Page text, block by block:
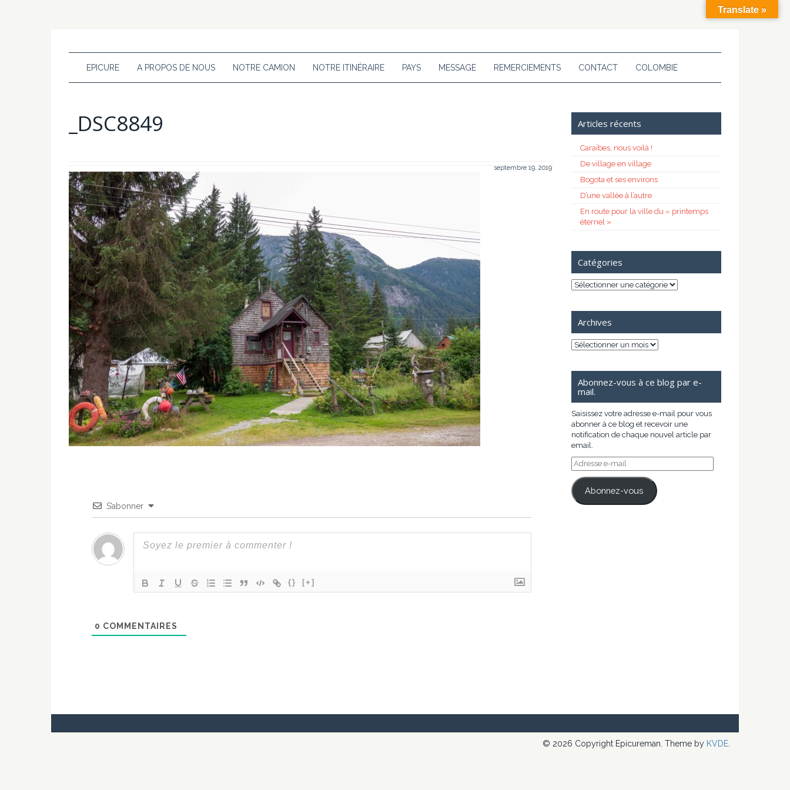
EPICURE A PROPOS DE NOUS NOTRE CAMION NOTRE ITINÉRAIRE PAYS MESSAGE REMERCIEMENTS CONTACT COLOMBIE
_DSC8849
septembre 19, 2019
S’abonner
{} [+]
0 COMMENTAIRES
Articles récents
Caraïbes, nous voilà !
De village en village
Bogota et ses environs
D’une vallée à l’autre
En route pour la ville du « printemps
éternel »
Catégories
Catégories
Archives
Archives
Abonnez-vous à ce blog par e-
mail.
Saisissez votre adresse e-mail pour vous
abonner à ce blog et recevoir une
notification de chaque nouvel article par
email.
Adresse
e-
mail
Abonnez-vous
© 2026 Copyright Epicureman. Theme by KVDE
Translate »